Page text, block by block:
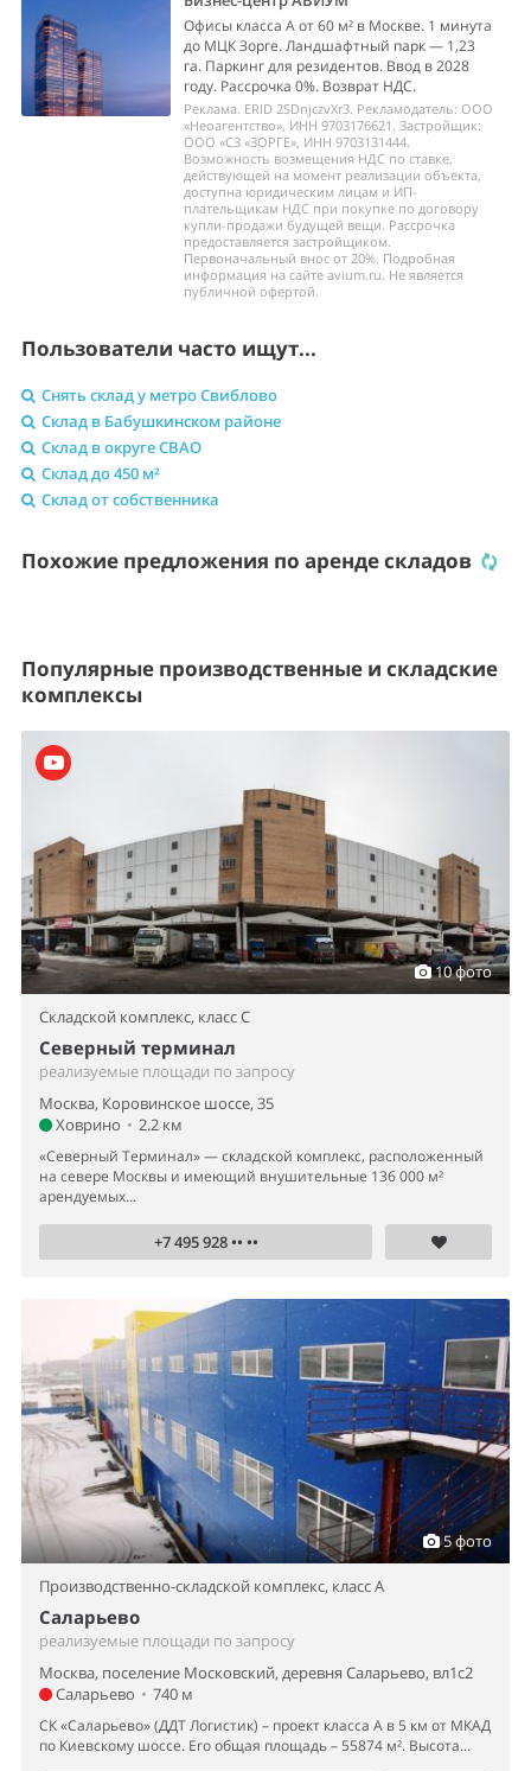
Офисы класса А от 60 м² в Москве. 1 минута
до МЦК Зорге. Ландшафтный парк — 1,23
га. Паркинг для резидентов. Ввод в 2028
году. Рассрочка 0%. Возврат НДС.
Реклама. ERID 2SDnjczvXr3. Рекламодатель: ООО
«Неоагентство», ИНН 9703176621. Застройщик:
ООО «СЗ «ЗОРГЕ», ИНН 9703131444.
Возможность возмещения НДС по ставке,
действующей на момент реализации объекта,
доступна юридическим лицам и ИП-
плательщикам НДС при покупке по договору
купли-продажи будущей вещи. Рассрочка
предоставляется застройщиком.
Первоначальный внос от 20%. Подробная
информация на сайте avium.ru. Не является
публичной офертой.
Пользователи часто ищут...
Снять склад у метро Свиблово
Склад в Бабушкинском районе
Склад в округе СВАО
Склад до 450 м²
Склад от собственника
Похожие предложения по аренде складов
Популярные производственные и складские
комплексы
10 фото
Складской комплекс, класс C
Северный терминал
реализуемые площади по запросу
Москва, Коровинское шоссе, 35
Ховрино • 2.2 км
«Северный Терминал» — складской комплекс, расположенный
на севере Москвы и имеющий внушительные 136 000 м²
арендуемых...
+7 495 928 •• ••
5 фото
Производственно-складской комплекс, класс A
Саларьево
реализуемые площади по запросу
Москва, поселение Московский, деревня Саларьево, вл1с2
Саларьево • 740 м
СК «Саларьево» (ДДТ Логистик) – проект класса А в 5 км от МКАД
по Киевскому шоссе. Его общая площадь – 55874 м². Высота...